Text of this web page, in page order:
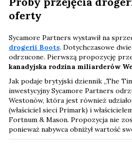
oferty
Sycamore Partners wystawił na
drogerii Boots. Dotychczasowe
odrzucone. Pierwszą propozycję
kanadyjska rodzina miliarderów
Jak podaje brytyjski dziennik „The
inwestycyjny Sycamore Partners
Westonów, która jest również
(właściciel sieci Primark) i
Fortnum & Mason. Propozycja nie
ponieważ nabywca obniżył wartość